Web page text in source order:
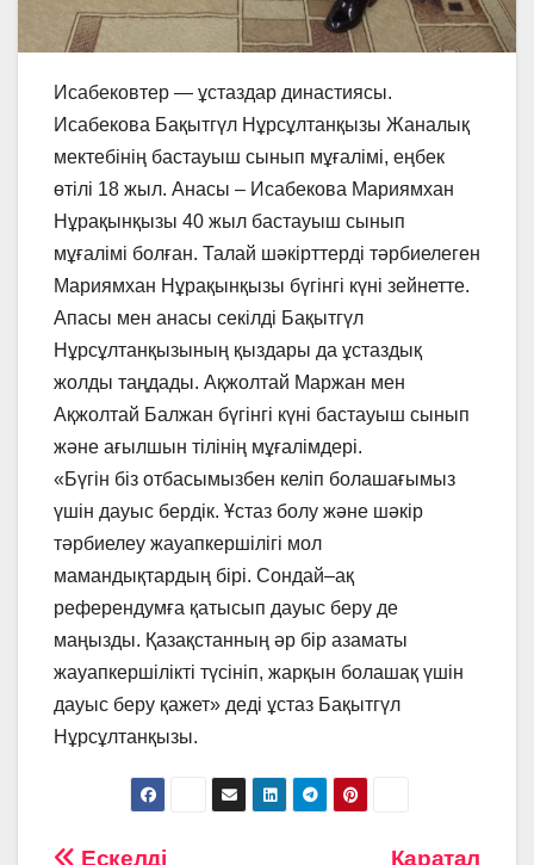
Исабековтер — ұстаздар династиясы.
Исабекова Бақытгүл Нұрсұлтанқызы Жаналық
мектебінің бастауыш сынып мұғалімі, еңбек
өтілі 18 жыл. Анасы – Исабекова Мариямхан
Нұрақынқызы 40 жыл бастауыш сынып
мұғалімі болған. Талай шәкірттерді тәрбиелеген
Мариямхан Нұрақынқызы бүгінгі күні зейнетте.
Апасы мен анасы секілді Бақытгүл
Нұрсұлтанқызының қыздары да ұстаздық
жолды таңдады. Ақжолтай Маржан мен
Ақжолтай Балжан бүгінгі күні бастауыш сынып
және ағылшын тілінің мұғалімдері.
«Бүгін біз отбасымызбен келіп болашағымыз
үшін дауыс бердік. Ұстаз болу және шәкір
тәрбиелеу жауапкершілігі мол
мамандықтардың бірі. Сондай–ақ
референдумға қатысып дауыс беру де
маңызды. Қазақстанның әр бір азаматы
жауапкершілікті түсініп, жарқын болашақ үшін
дауыс беру қажет» деді ұстаз Бақытгүл
Нұрсұлтанқызы.
Қаратал
Ескелді